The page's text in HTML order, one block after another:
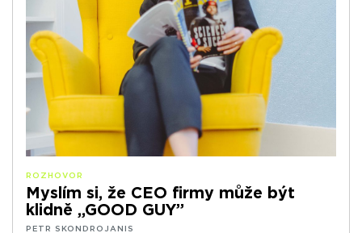
ROZHOVOR
Myslím si, že CEO firmy může být
klidně „GOOD GUY”
PETR SKONDROJANIS